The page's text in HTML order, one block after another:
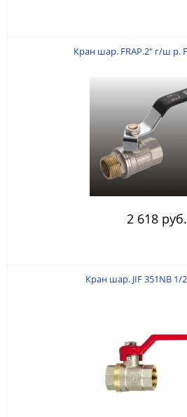
Кран шар. FRAP.2" г/ш р.
2 618 руб.
Кран шар. JIF 351NB 1/